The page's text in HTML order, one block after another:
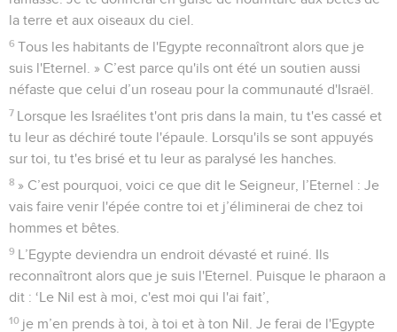
la terre et aux oiseaux du ciel.
6 Tous les habitants de l'Egypte reconnaîtront alors que je
suis l'Eternel. » C’est parce qu'ils ont été un soutien aussi
néfaste que celui d’un roseau pour la communauté d'Israël.
7 Lorsque les Israélites t'ont pris dans la main, tu t'es cassé et
tu leur as déchiré toute l'épaule. Lorsqu'ils se sont appuyés
sur toi, tu t'es brisé et tu leur as paralysé les hanches.
8 » C’est pourquoi, voici ce que dit le Seigneur, l’Eternel : Je
vais faire venir l'épée contre toi et j’éliminerai de chez toi
hommes et bêtes.
9 L’Egypte deviendra un endroit dévasté et ruiné. Ils
reconnaîtront alors que je suis l'Eternel. Puisque le pharaon a
dit : ‘Le Nil est à moi, c'est moi qui l'ai fait’,
10 je m’en prends à toi, à toi et à ton Nil. Je ferai de l'Egypte